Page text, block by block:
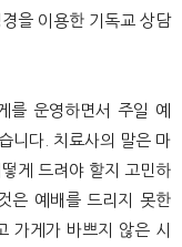
을 이용한 기독교 상담
를 운영하면서 주일 예
니다. 치료사의 말은 마
게 드려야 할지 고민하
은 예배를 드리지 못한
가게가 바쁘지 않은 시